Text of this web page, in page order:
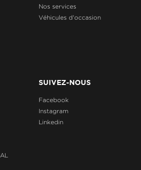
Nos services
Véhicules d'occasion
SUIVEZ-NOUS
Facebook
Instagram
Linkedin